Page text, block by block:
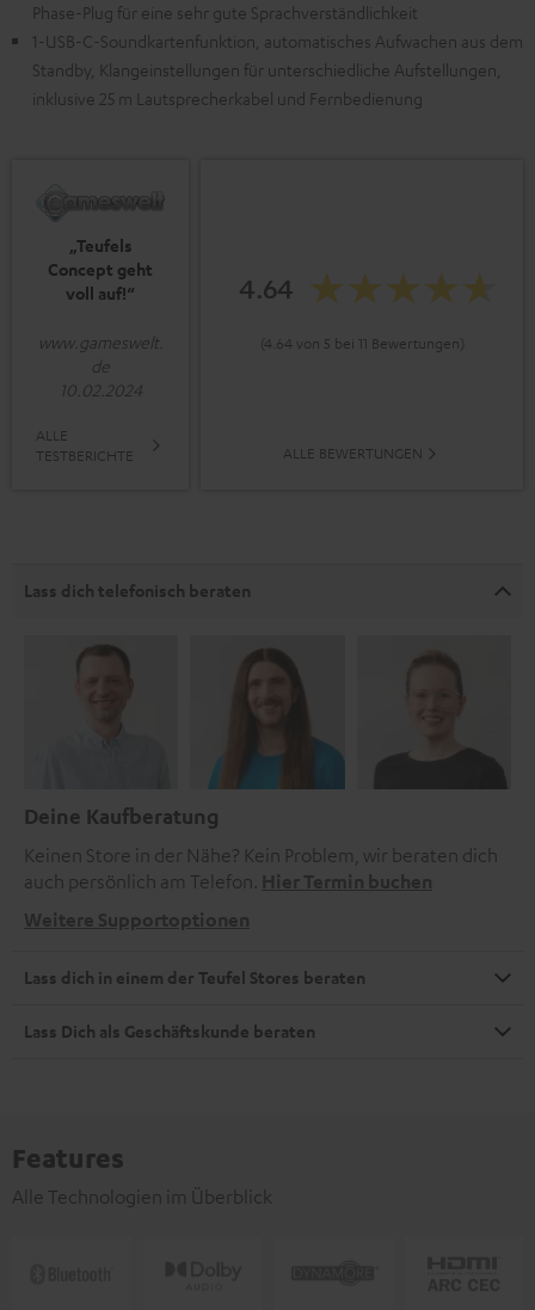
Phase-Plug für eine sehr gute Sprachverständlichkeit
1-USB-C-Soundkartenfunktion, automatisches Aufwachen aus dem
Standby, Klangeinstellungen für unterschiedliche Aufstellungen,
inklusive 25 m Lautsprecherkabel und Fernbedienung
„Teufels
Concept geht
voll auf!“
www.gameswelt.
de
10.02.2024
ALLE
TESTBERICHTE
4.64
(4.64 von 5 bei 11 Bewertungen)
ALLE BEWERTUNGEN
Lass dich telefonisch beraten
Deine Kaufberatung
Keinen Store in der Nähe? Kein Problem, wir beraten dich
auch persönlich am Telefon. Hier Termin buchen
Weitere Supportoptionen
Lass dich in einem der Teufel Stores beraten
Lass Dich als Geschäftskunde beraten
Features
Alle Technologien im Überblick